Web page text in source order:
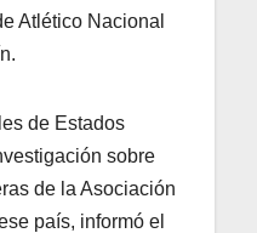
Atlético Nacional
de Estados
sobre
de la Asociación
país, informó el